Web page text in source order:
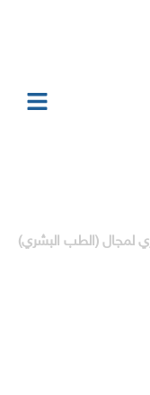
لمجال (الطب البشري)